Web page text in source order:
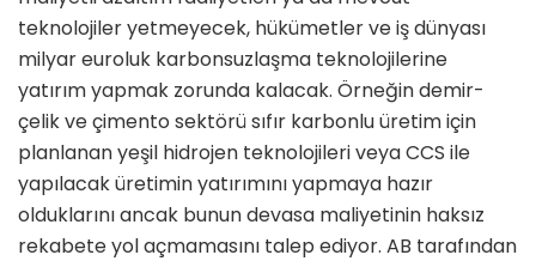
teknolojiler yetmeyecek, hükümetler ve iş dünyası
milyar euroluk karbonsuzlaşma teknolojilerine
yatırım yapmak zorunda kalacak. Örneğin demir-
çelik ve çimento sektörü sıfır karbonlu üretim için
planlanan yeşil hidrojen teknolojileri veya CCS ile
yapılacak üretimin yatırımını yapmaya hazır
olduklarını ancak bunun devasa maliyetinin haksız
rekabete yol açmamasını talep ediyor. AB tarafından